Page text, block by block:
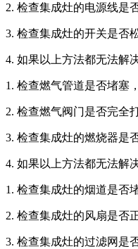
2. 检查集成灶的电源线是
3. 检查集成灶的开关是否
4. 如果以上方法都无法解
1. 检查燃气管道是否堵塞
2. 检查燃气阀门是否完全
3. 检查集成灶的燃烧器是
4. 如果以上方法都无法解
1. 检查集成灶的烟道是否
2. 检查集成灶的风扇是否
3. 检查集成灶的过滤网是